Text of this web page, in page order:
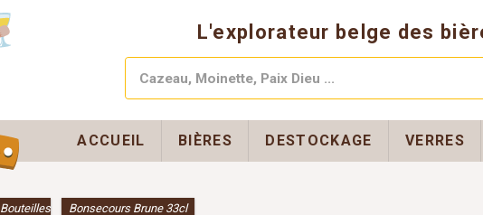
L'explorateur belge des
ACCUEIL BIÈRES DESTOCKAGE VERRES
Bouteilles» Bonsecours Brune 33cl